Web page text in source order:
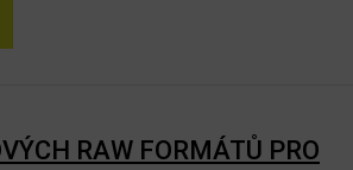
RAW FORMÁTŮ PRO